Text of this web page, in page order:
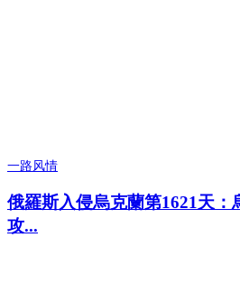
一路风情
俄羅斯入侵烏克蘭第1621天：
攻...